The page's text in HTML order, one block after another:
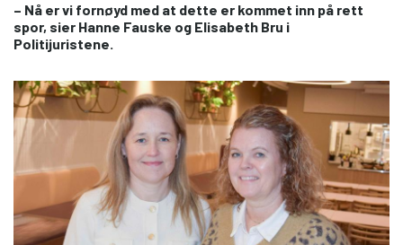
– Nå er vi fornøyd med at dette er kommet inn på rett
spor, sier Hanne Fauske og Elisabeth Bru i
Politijuristene.